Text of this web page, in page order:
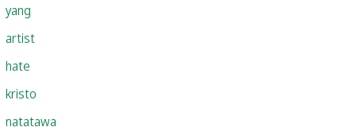
yang
artist
hate
kristo
natatawa